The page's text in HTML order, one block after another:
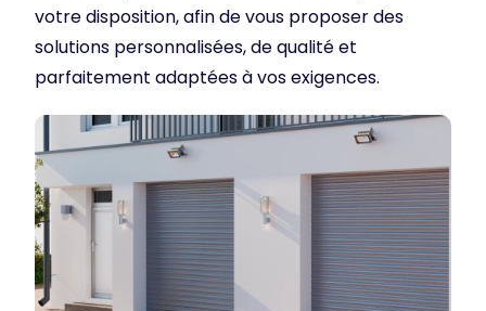
votre disposition, afin de vous proposer des
solutions personnalisées, de qualité et
parfaitement adaptées à vos exigences.